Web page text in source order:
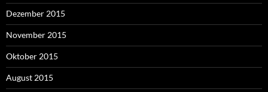
Dezember 2015
November 2015
Oktober 2015
August 2015